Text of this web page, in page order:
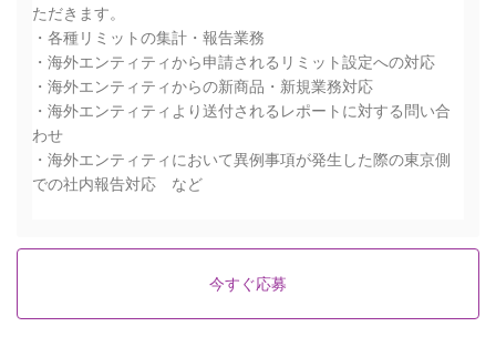
ただきます。
・各種リミットの集計・報告業務
・海外エンティティから申請されるリミット設定への対応
・海外エンティティからの新商品・新規業務対応
・海外エンティティより送付されるレポートに対する問い合
わせ
・海外エンティティにおいて異例事項が発生した際の東京側
での社内報告対応 など
今すぐ応募